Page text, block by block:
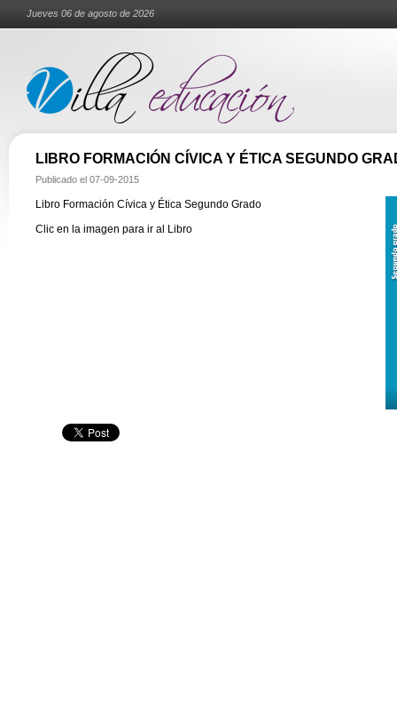
Jueves 06 de agosto de 2026
LIBRO FORMACIÓN CÍVICA Y ÉTICA SEGUNDO
Publicado el 07-09-2015
Libro Formación Cívica y Ética Segundo Grado
Clic en la imagen para ir al Libro